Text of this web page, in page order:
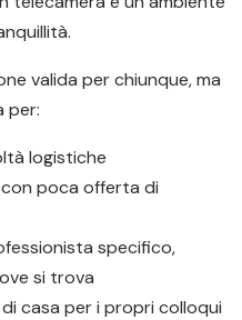
valida per chiunque, ma
per:
logistiche
poca offerta di
specifico,
si trova
casa per i propri colloqui